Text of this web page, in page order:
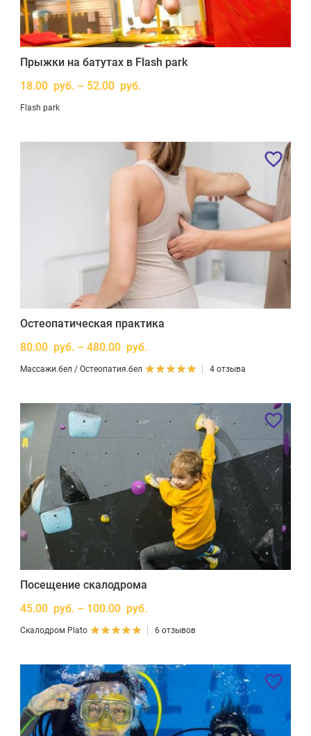
Прыжки на батутах в Flash park
18.00 руб. – 52.00 руб.
Flash park
Остеопатическая практика
80.00 руб. – 480.00 руб.
Массажи.бел / Остеопатия.бел 4 отзыва
Посещение скалодрома
45.00 руб. – 100.00 руб.
Скалодром Plato 6 отзывов